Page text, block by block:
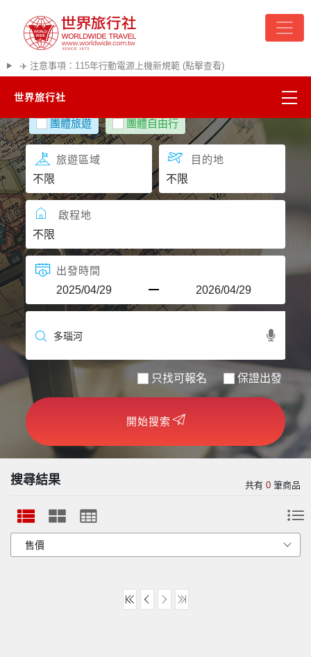
✈️ 注意事項：115年行動電源上機新規範 (點擊查看)
世界旅行社
精彩越南
熱門韓國
超夯日本
悠遊美加
遊輪河輪
世界臻旅
中東非洲
歐洲之旅
頂尖世界
二人成行
團體旅遊 團體自由行
旅遊區域 目的地
啟程地
出發時間
只找可報名 保證出發
開始搜索
搜尋結果 共有 0 筆商品